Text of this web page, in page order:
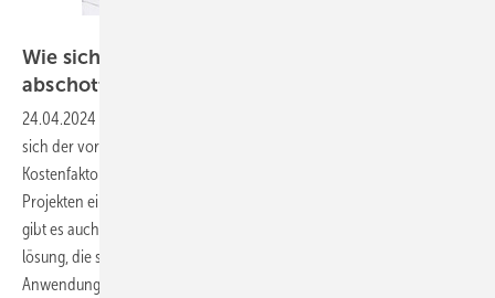
Wie sich Rohrdurchführungen wirtschaftlich
abschotten
24.04.2024
sich der vorbeugende Brandschutz zu einem erheblichen
Kostenfaktor entwickelt. Einer der Gründe dafür ist, dass in den
Projekten eine Vielzahl an Werkstoffen zum Einsatz kommt. Folglich
gibt es auch den Brandschutz betreffend nicht nur die eine Universal­
lösung, die sämtliche Anforderungen erfüllt. Vielmehr gilt es, jeden
Anwendungsfall einzeln zu betrachten und die